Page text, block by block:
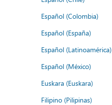
Español (Colombia)
Español (España)
Español (Latinoamérica)
Español (México)
Euskara (Euskara)
Filipino (Pilipinas)